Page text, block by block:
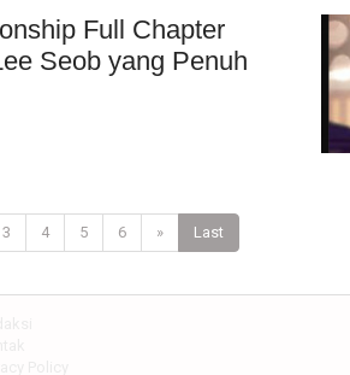
Full Chapter
Seob yang Penuh
3 4 5 6 » Last